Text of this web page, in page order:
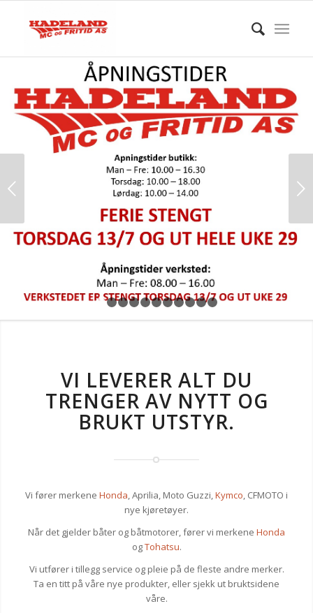
1 2 3 4 5
VI LEVERER ALT DU
TRENGER AV NYTT OG
BRUKT UTSTYR.
Vi fører merkene Honda, Aprilia, Moto Guzzi,Kymco, CFMOTO i
nye kjøretøyer.
Når det gjelder båter og båtmotorer, fører vi merkene Honda
ogTohatsu.
Vi utfører i tillegg service og pleie på de fleste andre merker.
Ta en titt på våre nye produkter, eller sjekk ut bruktsidene
våre.